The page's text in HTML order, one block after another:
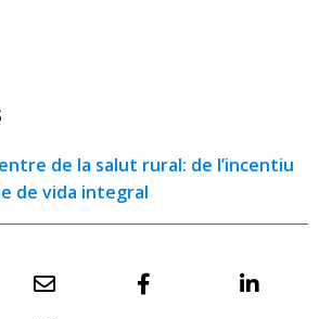
de la salut rural: de l’incentiu
de vida integral